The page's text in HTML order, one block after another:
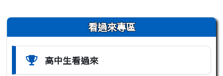
左邊區域內容 看過來專區
高中生看過來